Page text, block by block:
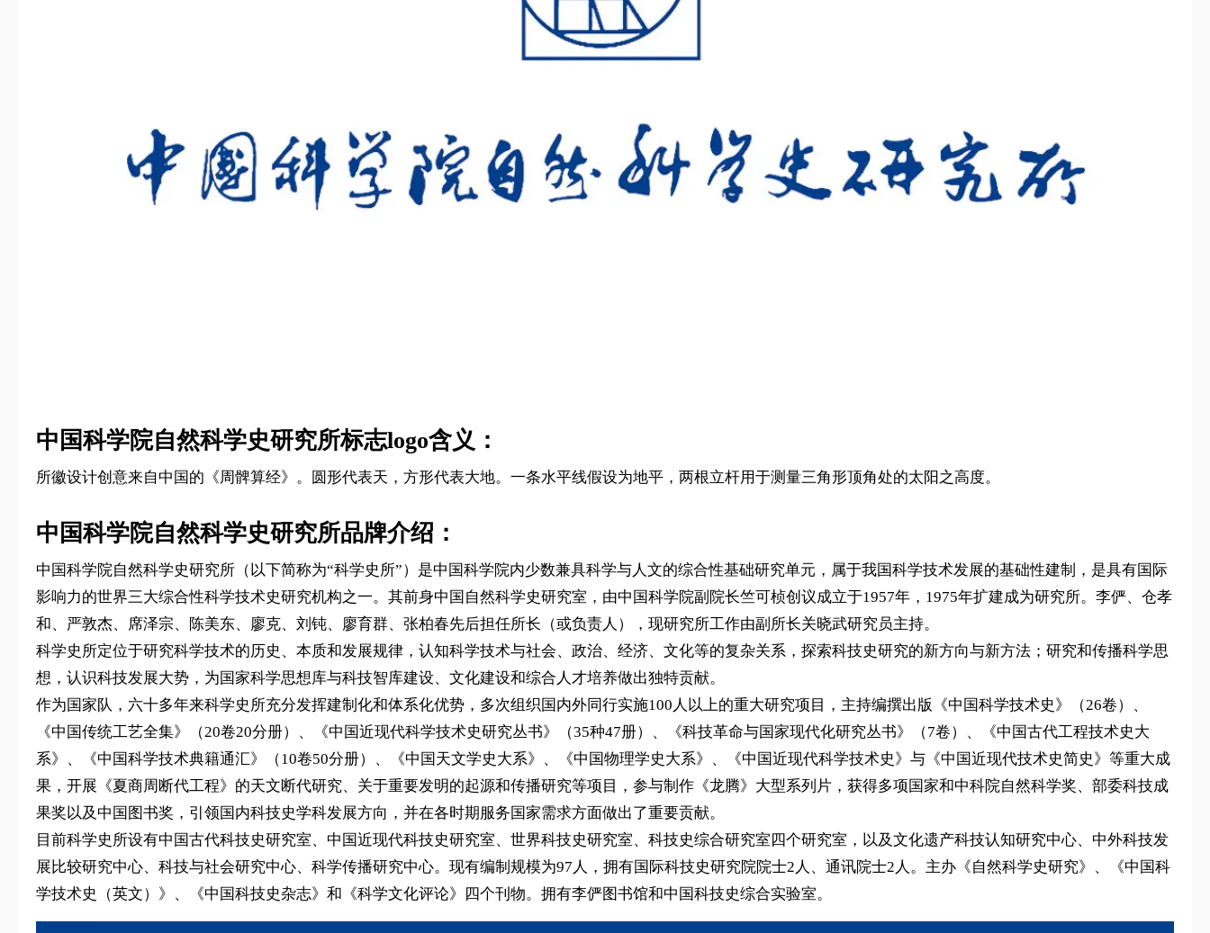
中国科学院自然科学史研究所标志logo含义：
所徽设计创意来自中国的《周髀算经》。圆形代表天，方形代表大地。一条水平线假设为地平，两根立杆用于测量三角形顶角处的太阳之高度。
中国科学院自然科学史研究所品牌介绍：
中国科学院自然科学史研究所（以下简称为“科学史所”）是中国科学院内少数兼具科学与人文的综合性基础研究单元，属于我国科学技术发展的基础性建制，是具有国际
影响力的世界三大综合性科学技术史研究机构之一。其前身中国自然科学史研究室，由中国科学院副院长竺可桢创议成立于1957年，1975年扩建成为研究所。李俨、仓孝
和、严敦杰、席泽宗、陈美东、廖克、刘钝、廖育群、张柏春先后担任所长（或负责人），现研究所工作由副所长关晓武研究员主持。
科学史所定位于研究科学技术的历史、本质和发展规律，认知科学技术与社会、政治、经济、文化等的复杂关系，探索科技史研究的新方向与新方法；研究和传播科学思
想，认识科技发展大势，为国家科学思想库与科技智库建设、文化建设和综合人才培养做出独特贡献。
作为国家队，六十多年来科学史所充分发挥建制化和体系化优势，多次组织国内外同行实施100人以上的重大研究项目，主持编撰出版《中国科学技术史》（26卷）、
《中国传统工艺全集》（20卷20分册）、《中国近现代科学技术史研究丛书》（35种47册）、《科技革命与国家现代化研究丛书》（7卷）、《中国古代工程技术史大
系》、《中国科学技术典籍通汇》（10卷50分册）、《中国天文学史大系》、《中国物理学史大系》、《中国近现代科学技术史》与《中国近现代技术史简史》等重大成
果，开展《夏商周断代工程》的天文断代研究、关于重要发明的起源和传播研究等项目，参与制作《龙腾》大型系列片，获得多项国家和中科院自然科学奖、部委科技成
果奖以及中国图书奖，引领国内科技史学科发展方向，并在各时期服务国家需求方面做出了重要贡献。
目前科学史所设有中国古代科技史研究室、中国近现代科技史研究室、世界科技史研究室、科技史综合研究室四个研究室，以及文化遗产科技认知研究中心、中外科技发
展比较研究中心、科技与社会研究中心、科学传播研究中心。现有编制规模为97人，拥有国际科技史研究院院士2人、通讯院士2人。主办《自然科学史研究》、《中国科
学技术史（英文）》、《中国科技史杂志》和《科学文化评论》四个刊物。拥有李俨图书馆和中国科技史综合实验室。